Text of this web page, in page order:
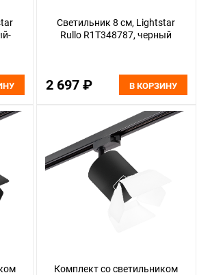
Светильник 8 см, Lightstar
Rullo R1T348787, черный
2 697 ₽ В КОРЗИНУ
Комплект со светильником